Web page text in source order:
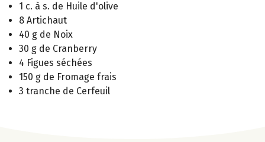
1 c. à s. de Huile d'olive
8 Artichaut
40 g de Noix
30 g de Cranberry
4 Figues séchées
150 g de Fromage frais
3 tranche de Cerfeuil